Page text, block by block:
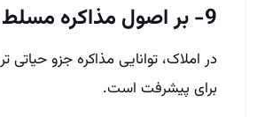
9- بر اصول مذاکره مسلط شوید
در املاک، توانایی مذاکره جزو حیاتی­
برای پیشرفت است.